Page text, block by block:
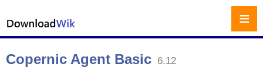
Copernic Agent Basic 6.12
≡